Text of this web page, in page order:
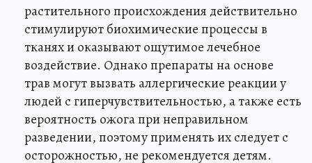
растительного происхождения действительно
стимулируют биохимические процессы в
тканях и оказывают ощутимое лечебное
воздействие. Однако препараты на основе
трав могут вызвать аллергические реакции у
людей с гиперчувствительностью, а также есть
вероятность ожога при неправильном
разведении, поэтому применять их следует с
осторожностью, не рекомендуется детям.